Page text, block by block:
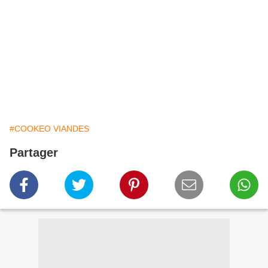
#COOKEO VIANDES
Partager